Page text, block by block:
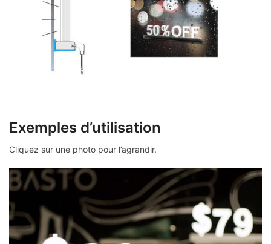
Exemples d’utilisation
Cliquez sur une photo pour l’agrandir.